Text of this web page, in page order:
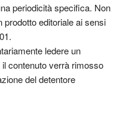
periodicità specifica. Non
editoriale ai sensi
ledere un
contenuto verrà rimosso
del detentore